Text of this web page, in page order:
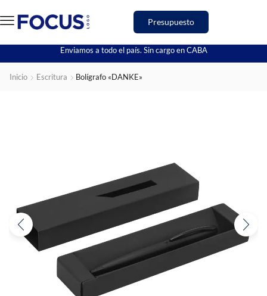
Presupuesto
Enviamos a todo el país. Sin cargo en CABA
Inicio Escritura Bolígrafo «DANKE»